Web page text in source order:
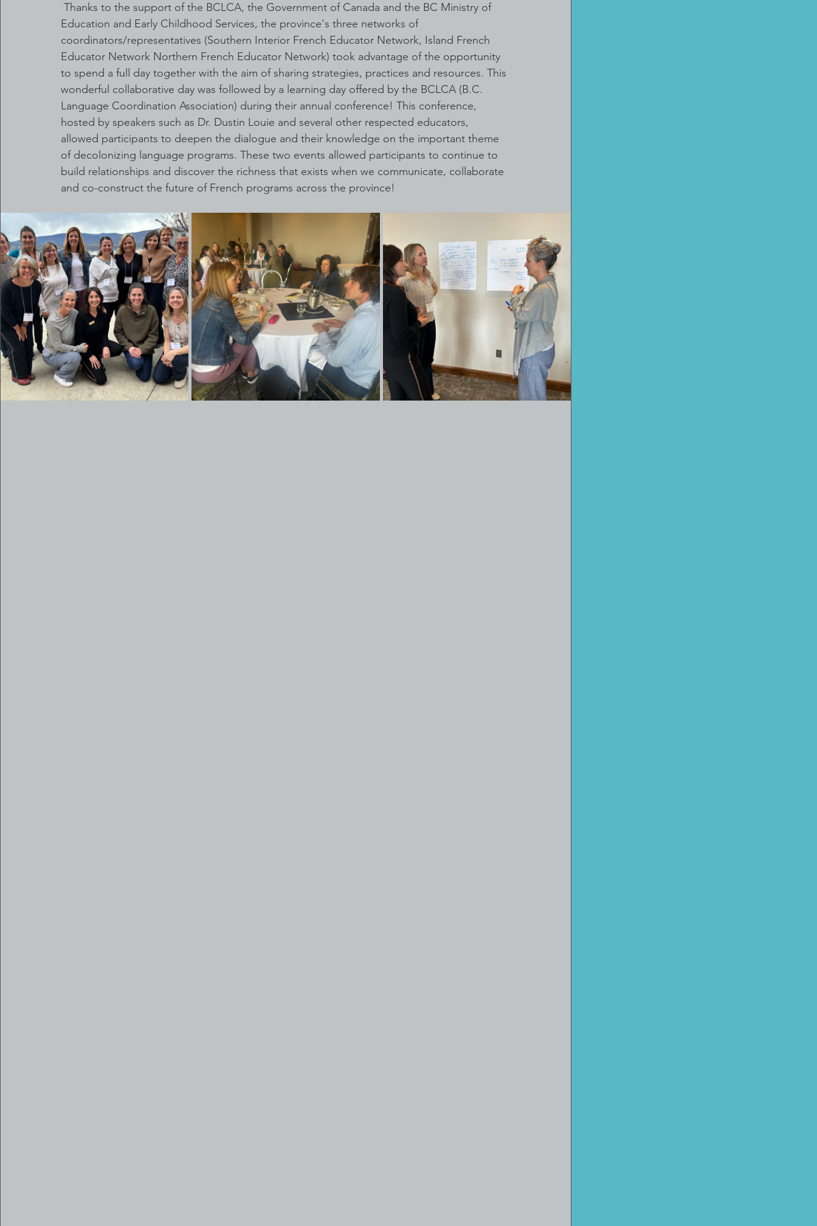
Thanks to the support of the BCLCA, the Government of Canada and the BC Ministry of
Education and Early Childhood Services, the province's three networks of
coordinators/representatives (Southern Interior French Educator Network, Island French
Educator Network Northern French Educator Network) took advantage of the opportunity
to spend a full day together with the aim of sharing strategies, practices and resources. This
wonderful collaborative day was followed by a learning day offered by the BCLCA (B.C.
Language Coordination Association) during their annual conference! This conference,
hosted by speakers such as Dr. Dustin Louie and several other respected educators,
allowed participants to deepen the dialogue and their knowledge on the important theme
of decolonizing language programs. These two events allowed participants to continue to
build relationships and discover the richness that exists when we communicate, collaborate
and co-construct the future of French programs across the province!